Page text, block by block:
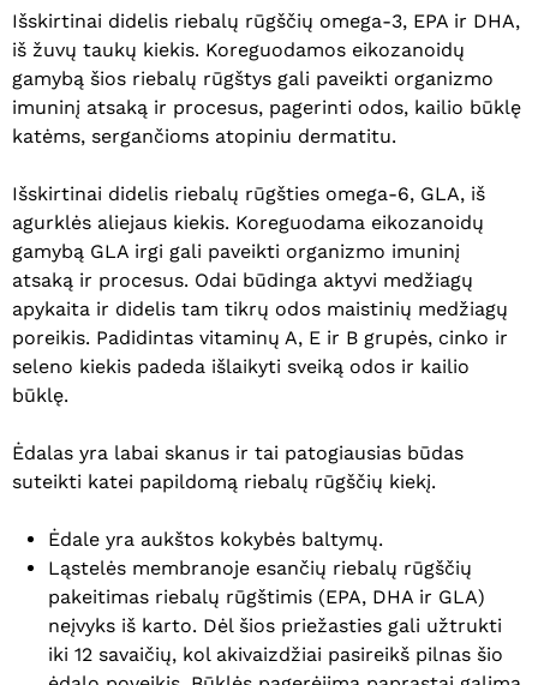
Išskirtinai didelis riebalų rūgščių omega-3, EPA ir DHA,
iš žuvų taukų kiekis. Koreguodamos eikozanoidų
gamybą šios riebalų rūgštys gali paveikti organizmo
imuninį atsaką ir procesus, pagerinti odos, kailio būklę
katėms, sergančioms atopiniu dermatitu.
Išskirtinai didelis riebalų rūgšties omega-6, GLA, iš
agurklės aliejaus kiekis. Koreguodama eikozanoidų
gamybą GLA irgi gali paveikti organizmo imuninį
atsaką ir procesus. Odai būdinga aktyvi medžiagų
apykaita ir didelis tam tikrų odos maistinių medžiagų
poreikis. Padidintas vitaminų A, E ir B grupės, cinko ir
seleno kiekis padeda išlaikyti sveiką odos ir kailio
būklę.
Ėdalas yra labai skanus ir tai patogiausias būdas
suteikti katei papildomą riebalų rūgščių kiekį.
Ėdale yra aukštos kokybės baltymų.
Ląstelės membranoje esančių riebalų rūgščių
pakeitimas riebalų rūgštimis (EPA, DHA ir GLA)
neįvyks iš karto. Dėl šios priežasties gali užtrukti
iki 12 savaičių, kol akivaizdžiai pasireikš pilnas šio